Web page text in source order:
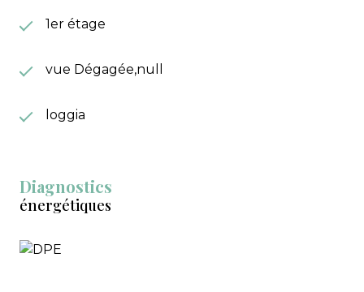
1er étage
vue Dégagée,null
loggia
Diagnostics
énergétiques